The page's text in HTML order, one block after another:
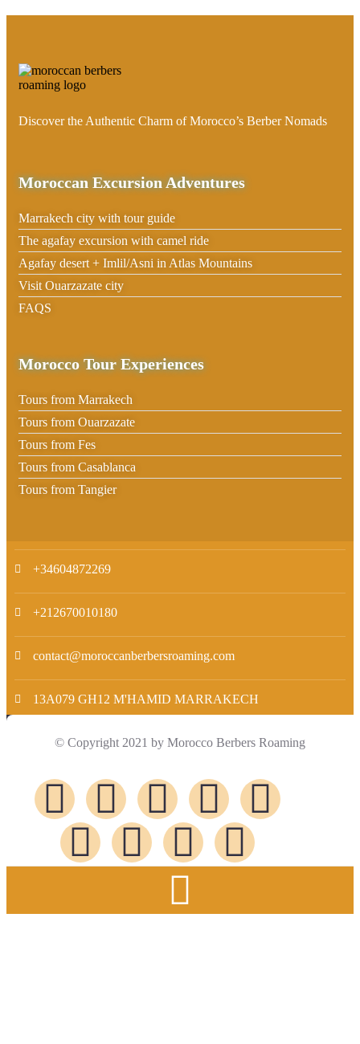
Discover the Authentic Charm of Morocco’s Berber Nomads
Moroccan Excursion Adventures
Marrakech city with tour guide
The agafay excursion with camel ride
Agafay desert + Imlil/Asni in Atlas Mountains
Visit Ouarzazate city
FAQS
Morocco Tour Experiences
Tours from Marrakech
Tours from Ouarzazate
Tours from Fes
Tours from Casablanca
Tours from Tangier
+34604872269
+212670010180
contact@moroccanberbersroaming.com
13A079 GH12 M'HAMID MARRAKECH
© Copyright 2021 by Morocco Berbers Roaming